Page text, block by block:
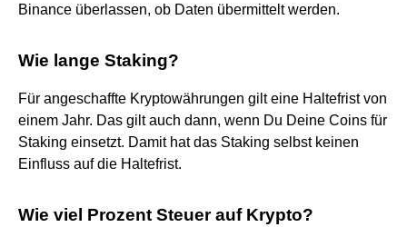
Binance überlassen, ob Daten übermittelt werden.
Wie lange Staking?
Für angeschaffte Kryptowährungen gilt eine Haltefrist von
einem Jahr. Das gilt auch dann, wenn Du Deine Coins für
Staking einsetzt. Damit hat das Staking selbst keinen
Einfluss auf die Haltefrist.
Wie viel Prozent Steuer auf Krypto?